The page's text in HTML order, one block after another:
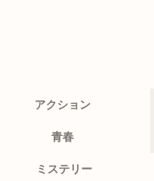
アクション
青春
ミステリー